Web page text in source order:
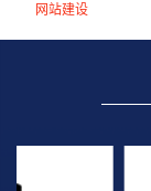
网站建设